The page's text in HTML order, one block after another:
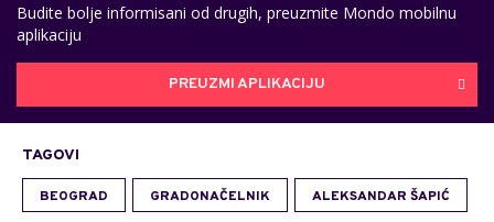
Budite bolje informisani od drugih, preuzmite Mondo mobilnu
aplikaciju
PREUZMI APLIKACIJU
TAGOVI
BEOGRAD GRADONAČELNIK ALEKSANDAR ŠAPIĆ